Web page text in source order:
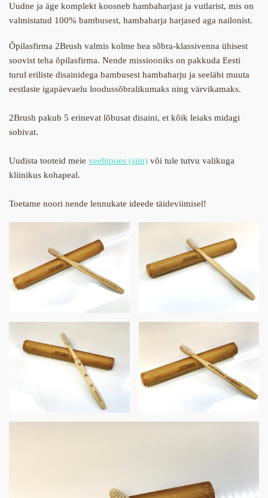
Uudne ja äge komplekt koosneb hambaharjast ja vutlarist, mis on
valmistatud 100% bambusest, hambaharja harjased aga nailonist.
Õpilasfirma 2Brush valmis kolme hea sõbra-klassivenna ühisest
soovist teha õpilasfirma. Nende missiooniks on pakkuda Eesti
turul eriliste disainidega bambusest hambaharju ja seeläbi muuta
eestlaste igapäevaelu loodussõbralikumaks ning värvikamaks.
2Brush pakub 5 erinevat lõbusat disaini, et kõik leiaks midagi
sobivat.
Uudista tooteid meie veebipoes (siin) või tule tutvu valikuga
kliinikus kohapeal.
Toetame noori nende lennukate ideede täideviimisel!